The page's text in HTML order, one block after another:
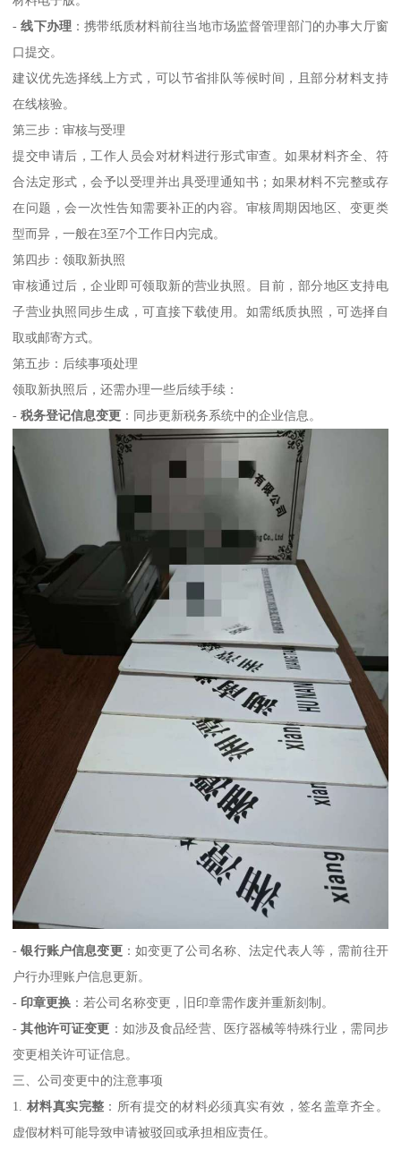
-线下办理 ：携带纸质材料前往当地市场监督管理部门的办事大厅窗
口提交。
建议优先选择线上方式，可以节省排队等候时间，且部分材料支持
在线核验。
第三步：审核与受理
提交申请后，工作人员会对材料进行形式审查。如果材料齐全、符
合法定形式，会予以受理并出具受理通知书；如果材料不完整或存
在问题，会一次性告知需要补正的内容。审核周期因地区、变更类
型而异，一般在3至7个工作日内完成。
第四步：领取新执照
审核通过后，企业即可领取新的营业执照。目前，部分地区支持电
子营业执照同步生成，可直接下载使用。如需纸质执照，可选择自
取或邮寄方式。
第五步：后续事项处理
领取新执照后，还需办理一些后续手续：
-税务登记信息变更 ：同步更新税务系统中的企业信息。
-银行账户信息变更：如变更了公司名称、法定代表人等，需前往开
户行办理账户信息更新。
- 印章更换 ：若公司名称变更，旧印章需作废并重新刻制。
-其他许可证变更 ：如涉及食品经营、医疗器械等特殊行业，需同步
变更相关许可证信息。
三、公司变更中的注意事项
1. 材料真实完整 ：所有提交的材料必须真实有效，签名盖章齐全。
虚假材料可能导致申请被驳回或承担相应责任。